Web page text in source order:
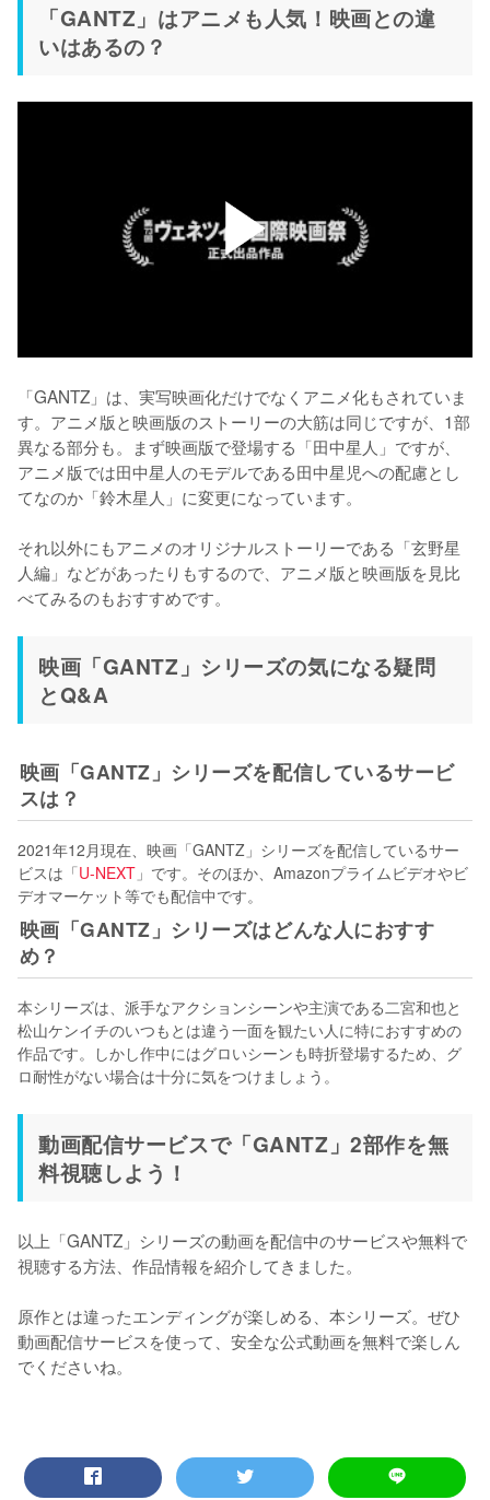
「GANTZ」はアニメも人気！映画との違
いはあるの？
「GANTZ」は、実写映画化だけでなくアニメ化もされていま
す。アニメ版と映画版のストーリーの大筋は同じですが、1部
異なる部分も。まず映画版で登場する「田中星人」ですが、
アニメ版では田中星人のモデルである田中星児への配慮とし
てなのか「鈴木星人」に変更になっています。
それ以外にもアニメのオリジナルストーリーである「玄野星
人編」などがあったりもするので、アニメ版と映画版を見比
べてみるのもおすすめです。
映画「GANTZ」シリーズの気になる疑問
とQ&A
映画「GANTZ」シリーズを配信しているサービ
スは？
2021年12月現在、映画「GANTZ」シリーズを配信しているサー
ビスは「U-NEXT 」です。そのほか、Amazonプライムビデオやビ
デオマーケット等でも配信中です。
映画「GANTZ」シリーズはどんな人におすす
め？
本シリーズは、派手なアクションシーンや主演である二宮和也と
松山ケンイチのいつもとは違う一面を観たい人に特におすすめの
作品です。しかし作中にはグロいシーンも時折登場するため、グ
ロ耐性がない場合は十分に気をつけましょう。
動画配信サービスで「GANTZ」2部作を無
料視聴しよう！
以上「GANTZ」シリーズの動画を配信中のサービスや無料で
視聴する方法、作品情報を紹介してきました。
原作とは違ったエンディングが楽しめる、本シリーズ。ぜひ
動画配信サービスを使って、安全な公式動画を無料で楽しん
でくださいね。